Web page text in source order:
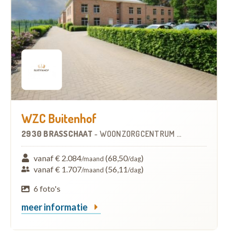
WZC Buitenhof
2930 BRASSCHAAT - WOONZORGCENTRUM (WZC)
vanaf € 2.084/maand (68,50/dag)
vanaf € 1.707/maand (56,11/dag)
6 foto's
meer informatie